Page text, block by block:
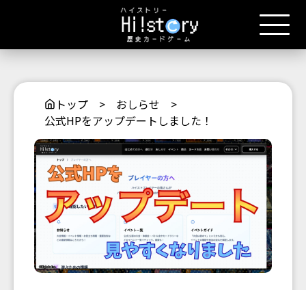
トップ > おしらせ >
公式HPをアップデートしました！